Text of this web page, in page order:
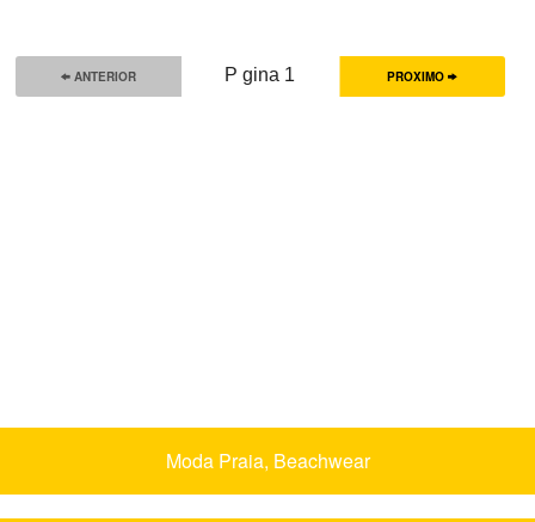
ANTERIOR P gina 1 PROXIMO
Moda Praia, Beachwear